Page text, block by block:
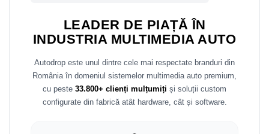
Nissan
Mitsubishi
Land Rover
LEADER DE PIAȚĂ ÎN
INDUSTRIA MULTIMEDIA AUTO
Autodrop este unul dintre cele mai respectate branduri din
România în domeniul sistemelor multimedia auto premium,
cu peste 33.800+ clienți mulțumiți și soluții custom
configurate din fabrică atât hardware, cât și software.